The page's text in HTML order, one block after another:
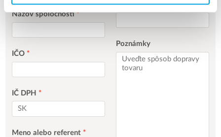
Názov spoločnosti*
IČO *
IČ DPH *
Meno alebo referent *
E-mail*
Poznámky